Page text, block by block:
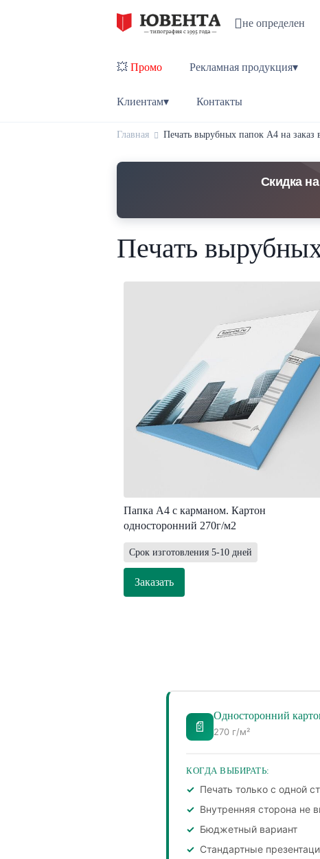
не определен
💥 Промо Рекламная продукция▾
Клиентам▾ Контакты
Главная Печать вырубных папок А4 на
Скидка
Печать
Папка А4 с карманом. Картон
односторонний 270г/м2
Срок изготовления 5-10 дней
Заказать
📄
Односторонний
270 г/м²
КОГДА ВЫБИРАТЬ:
Печать только с одной
Внутренняя сторона не
Бюджетный вариант
Стандартные